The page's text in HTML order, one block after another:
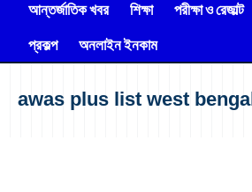
আন্তর্জাতিক খবর
শিক্ষা পরীক্ষা ও রেজাল্ট
প্রকল্প
অনলাইন ইনকাম
awas plus list west bengal